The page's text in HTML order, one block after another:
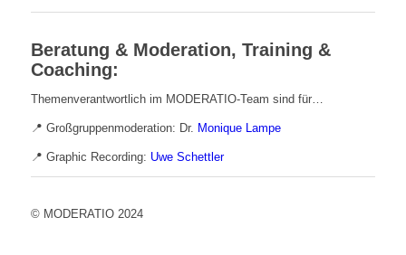
Beratung & Moderation, Training &
Coaching:
Themenverantwortlich im MODERATIO-Team sind für…
📍 Großgruppenmoderation: Dr. Monique Lampe
📍 Graphic Recording: Uwe Schettler
© MODERATIO 2024